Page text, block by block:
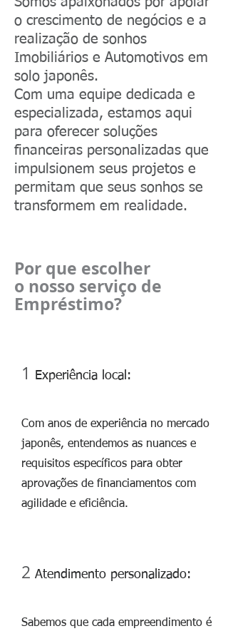
o crescimento de negócios e a
realização de sonhos
Imobiliários e Automotivos em
solo japonês.
Com uma equipe dedicada e
especializada, estamos aqui
para oferecer soluções
financeiras personalizadas que
impulsionem seus projetos e
permitam que seus sonhos se
transformem em realidade.
Por que escolher
o nosso serviço de
Empréstimo?
1 Experiência local:
Com anos de experiência no mercado
japonês, entendemos as nuances e
requisitos específicos para obter
aprovações de financiamentos com
agilidade e eficiência.
2 Atendimento personalizado:
Sabemos que cada empreendimento é